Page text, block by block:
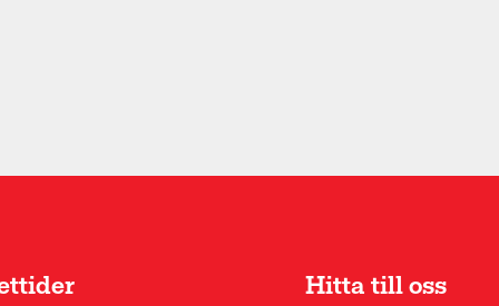
Hitta till oss